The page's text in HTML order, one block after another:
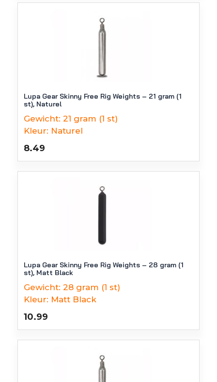
Lupa Gear Skinny Free Rig Weights – 21 gram (1
st), Naturel
Gewicht: 21 gram (1 st)
Kleur: Naturel
8.49
Lupa Gear Skinny Free Rig Weights – 28 gram (1
st), Matt Black
Gewicht: 28 gram (1 st)
Kleur: Matt Black
10.99